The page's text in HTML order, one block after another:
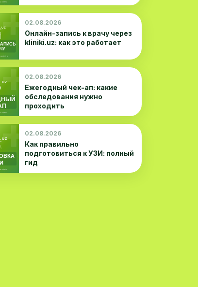
02.08.2026
Онлайн-запись к врачу через
kliniki.uz: как это работает
02.08.2026
Ежегодный чек-ап: какие
обследования нужно
проходить
02.08.2026
Как правильно
подготовиться к УЗИ: полный
гид